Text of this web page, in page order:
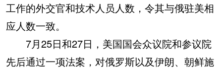
工作的外交官和技术人员人数，令其与俄驻美相
应人数一致。
7月25日和27日，美国国会众议院和参议院
先后通过一项法案，对俄罗斯以及伊朗、朝鲜施